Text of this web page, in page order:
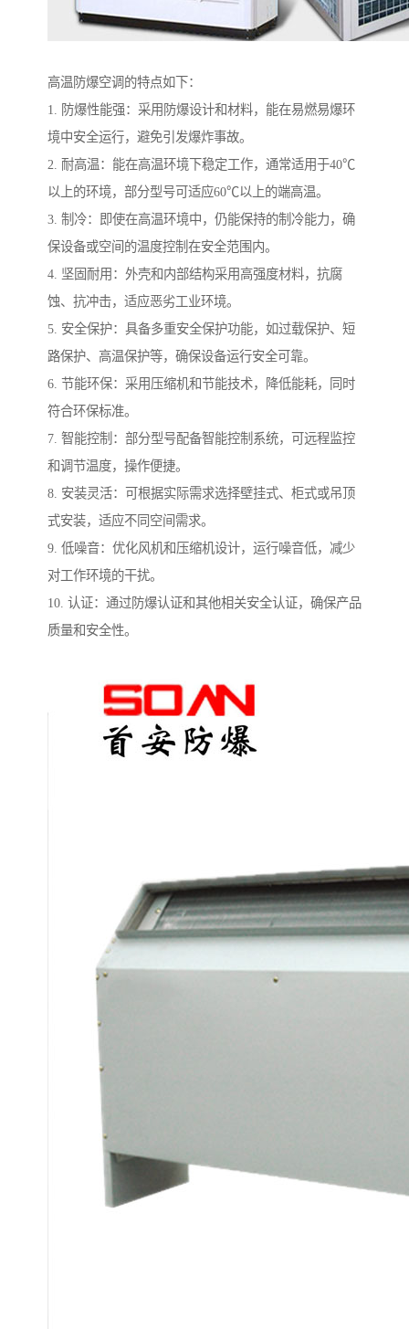
高温防爆空调的特点如下：
1. 防爆性能强：采用防爆设计和材料，能在易燃易爆环
境中安全运行，避免引发爆炸事故。
2. 耐高温：能在高温环境下稳定工作，通常适用于40℃
以上的环境，部分型号可适应60℃以上的端高温。
3. 制冷：即使在高温环境中，仍能保持的制冷能力，确
保设备或空间的温度控制在安全范围内。
4. 坚固耐用：外壳和内部结构采用高强度材料，抗腐
蚀、抗冲击，适应恶劣工业环境。
5. 安全保护：具备多重安全保护功能，如过载保护、短
路保护、高温保护等，确保设备运行安全可靠。
6. 节能环保：采用压缩机和节能技术，降低能耗，同时
符合环保标准。
7. 智能控制：部分型号配备智能控制系统，可远程监控
和调节温度，操作便捷。
8. 安装灵活：可根据实际需求选择壁挂式、柜式或吊顶
式安装，适应不同空间需求。
9. 低噪音：优化风机和压缩机设计，运行噪音低，减少
对工作环境的干扰。
10. 认证：通过防爆认证和其他相关安全认证，确保产品
质量和安全性。